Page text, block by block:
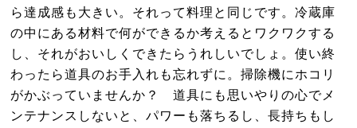
ら達成感も大きい。それって料理と同じです。冷蔵庫
の中にある材料で何ができるか考えるとワクワクする
し、それがおいしくできたらうれしいでしょ。使い終
わったら道具のお手入れも忘れずに。掃除機にホコリ
がかぶっていませんか？ 道具にも思いやりの心でメ
ンテナンスしないと、パワーも落ちるし、長持ちもし